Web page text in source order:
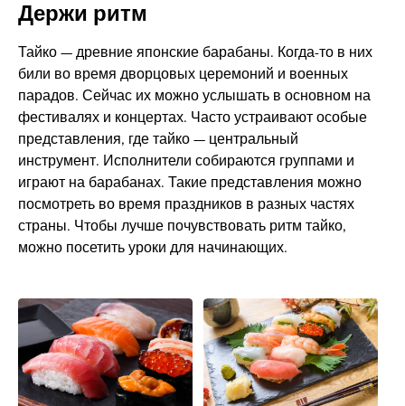
Держи ритм
Тайко — древние японские барабаны. Когда-то в них
били во время дворцовых церемоний и военных
парадов. Сейчас их можно услышать в основном на
фестивалях и концертах. Часто устраивают особые
представления, где тайко — центральный
инструмент. Исполнители собираются группами и
играют на барабанах. Такие представления можно
посмотреть во время праздников в разных частях
страны. Чтобы лучше почувствовать ритм тайко,
можно посетить уроки для начинающих.